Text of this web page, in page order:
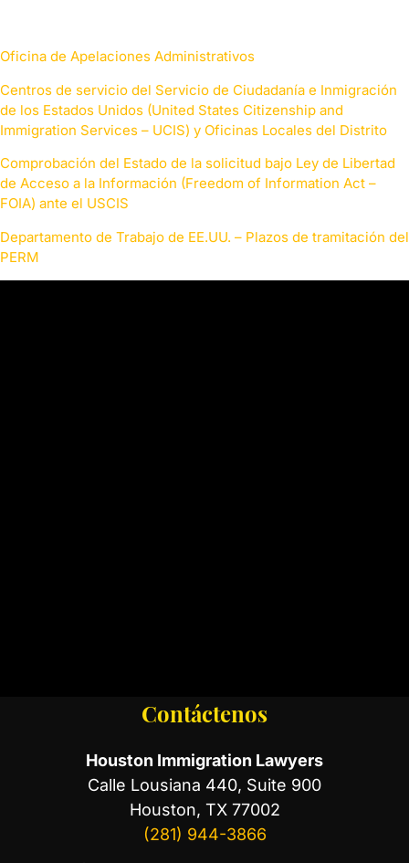
Oficina de Apelaciones Administrativos
Centros de servicio del Servicio de Ciudadanía e Inmigración
de los Estados Unidos (United States Citizenship and
Immigration Services – UCIS) y Oficinas Locales del Distrito
Comprobación del Estado de la solicitud bajo Ley de Libertad
de Acceso a la Información (Freedom of Information Act –
FOIA) ante el USCIS
Departamento de Trabajo de EE.UU. – Plazos de tramitación del
PERM
Contáctenos
Houston Immigration Lawyers
Calle Lousiana 440, Suite 900
Houston, TX 77002
(281) 944-3866